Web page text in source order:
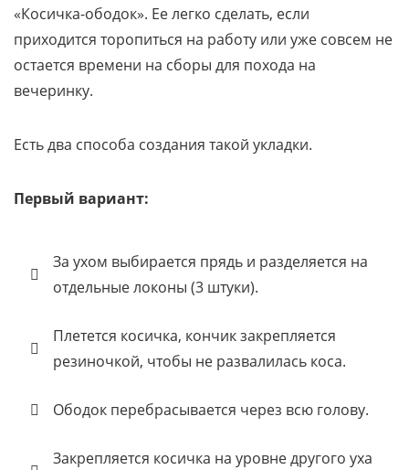
«Косичка-ободок». Ее легко сделать, если
приходится торопиться на работу или уже совсем не
остается времени на сборы для похода на
вечеринку.
Есть два способа создания такой укладки.
Первый вариант:
За ухом выбирается прядь и разделяется на
отдельные локоны (3 штуки).
Плетется косичка, кончик закрепляется
резиночкой, чтобы не развалилась коса.
Ободок перебрасывается через всю голову.
Закрепляется косичка на уровне другого уха